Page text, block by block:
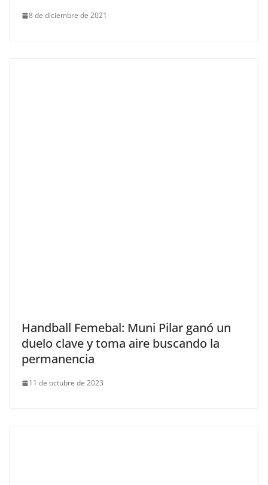
8 de diciembre de 2021
Handball Femebal: Muni Pilar ganó un
duelo clave y toma aire buscando la
permanencia
11 de octubre de 2023